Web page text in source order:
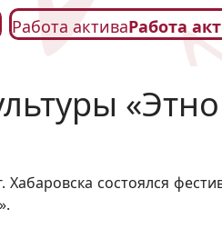
Работа активаРабота
состоялся